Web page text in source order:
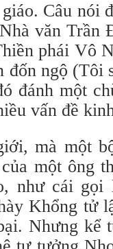
Câu nói
văn Trần
phái Vô
đốn ngộ (Tôi
đánh một
vấn đề
mà một
một ông
như cái gọi
Khổng tử
Nhưng kể